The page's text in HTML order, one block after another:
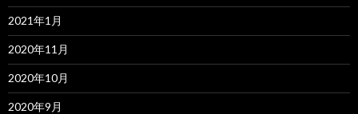
2021年1月
2020年11月
2020年10月
2020年9月